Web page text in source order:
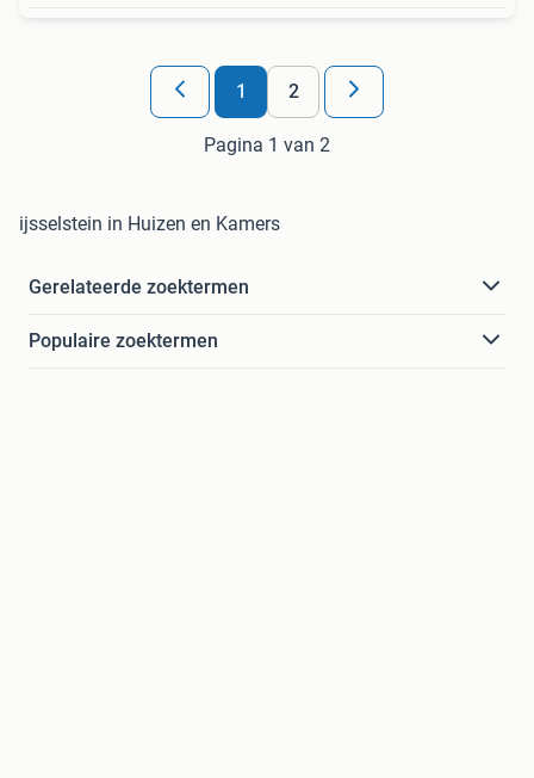
1 2
Pagina 1 van 2
ijsselstein in Huizen en Kamers
Gerelateerde zoektermen
Populaire zoektermen